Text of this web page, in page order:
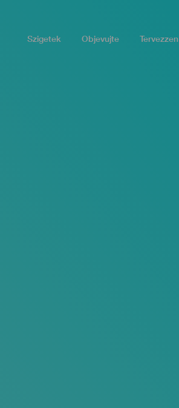
Szigetek Objevujte Tervezzen